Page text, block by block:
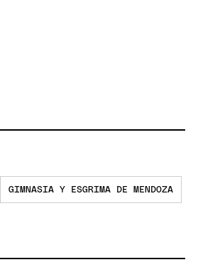
GIMNASIA Y ESGRIMA DE MENDOZA